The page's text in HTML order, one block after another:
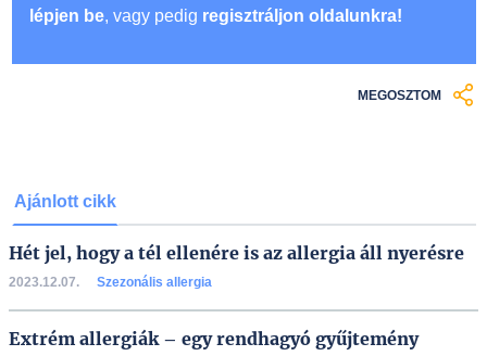
lépjen be, vagy pedig regisztráljon oldalunkra!
MEGOSZTOM
Ajánlott cikk
Hét jel, hogy a tél ellenére is az allergia áll nyerésre
2023.12.07. Szezonális allergia
Extrém allergiák – egy rendhagyó gyűjtemény